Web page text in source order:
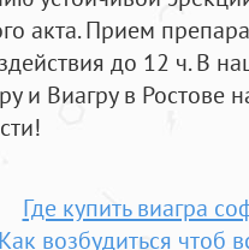
акта. Прием
до 12 ч. В
и Виагру в Ростове
Где купить виагра
Как возбудиться чтоб